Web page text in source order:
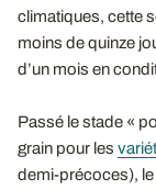
climatiques, cette
moins de quinze
d’un mois en
Passé le stade «
grain pour les
demi-précoces), le